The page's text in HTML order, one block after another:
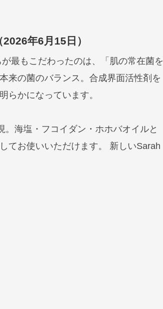
年6月15日）
最もこだわったのは、「肌の常在菌を
来の菌のバランス。合成界面活性剤を
らかになっています。
海塩・フコイダン・ホホバオイルと
てお使いいただけます。 新しいSarah